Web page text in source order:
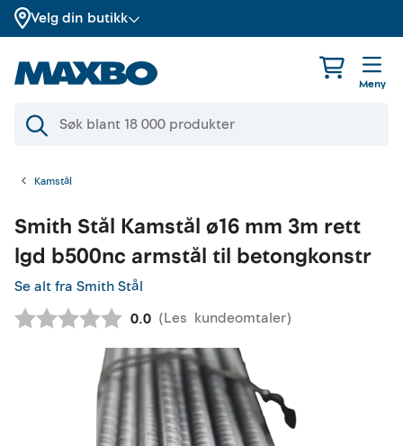
Velg din butikk
Meny
Kamstål
Smith Stål Kamstål ø16 mm 3m rett
lgd b500nc armstål til betongkonstr
Se alt fra Smith Stål
Gjennomsnittskarakter:
0.0 (Les kundeomtaler)